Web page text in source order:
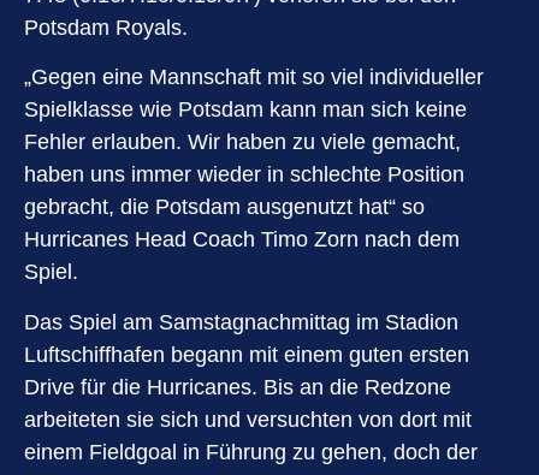
Potsdam Royals.
„Gegen eine Mannschaft mit so viel individueller
Spielklasse wie Potsdam kann man sich keine
Fehler erlauben. Wir haben zu viele gemacht,
haben uns immer wieder in schlechte Position
gebracht, die Potsdam ausgenutzt hat“ so
Hurricanes Head Coach Timo Zorn nach dem
Spiel.
Das Spiel am Samstagnachmittag im Stadion
Luftschiffhafen begann mit einem guten ersten
Drive für die Hurricanes. Bis an die Redzone
arbeiteten sie sich und versuchten von dort mit
einem Fieldgoal in Führung zu gehen, doch der